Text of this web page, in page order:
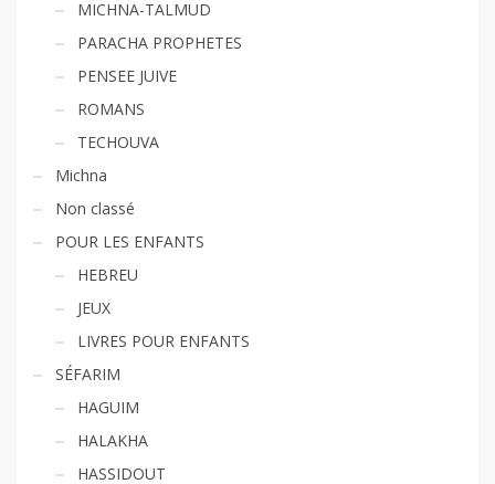
MICHNA-TALMUD
PARACHA PROPHETES
PENSEE JUIVE
ROMANS
TECHOUVA
Michna
Non classé
POUR LES ENFANTS
HEBREU
JEUX
LIVRES POUR ENFANTS
SÉFARIM
HAGUIM
HALAKHA
HASSIDOUT